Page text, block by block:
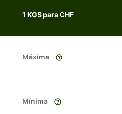
1 KGS para CHF
Máxima
Mínima